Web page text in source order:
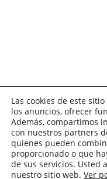
Las cookies de este
los anuncios, ofrecer
Además, compartimos
con nuestros partners
quienes pueden
proporcionado o que
de sus servicios. Usted
nuestro sitio web. Ver